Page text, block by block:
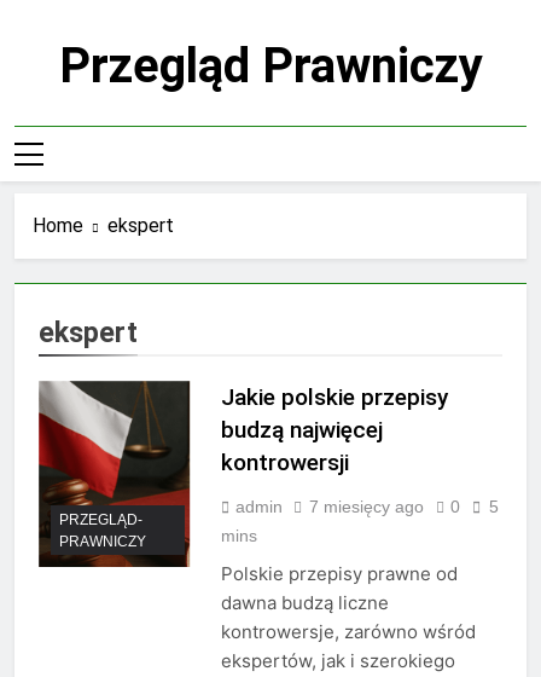
Przegląd Prawniczy
Home ekspert
ekspert
PRZEGLĄD-
PRAWNICZY
Jakie polskie przepisy
budzą najwięcej
kontrowersji
admin 7 miesięcy ago 0
5
mins
Polskie przepisy prawne od
dawna budzą liczne
kontrowersje, zarówno wśród
ekspertów, jak i szerokiego